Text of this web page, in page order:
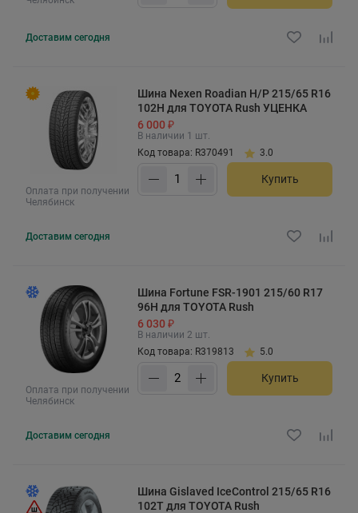
Доставим сегодня
Оплата при получении
Челябинск
Шина Nexen Roadian H/P 215/65 R16
102H для TOYOTA Rush УЦЕНКА
6 000 ₽
В наличии 1 шт.
Код товара: R370491
3.0
Купить
Доставим сегодня
Оплата при получении
Челябинск
Шина Fortune FSR-1901 215/60 R17
96H для TOYOTA Rush
6 030 ₽
В наличии 2 шт.
Код товара: R319813
5.0
Купить
Доставим сегодня
Шина Gislaved IceControl 215/65 R16
102T для TOYOTA Rush